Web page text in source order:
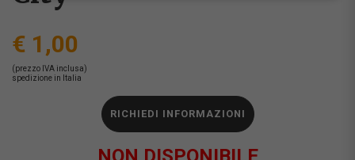
€ 1,00
(prezzo IVA inclusa)
spedizione in Italia
RICHIEDI INFORMAZIONI